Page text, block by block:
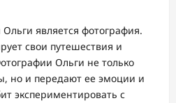
является фотография.
свои путешествия и
Ольги не только
но и передают ее эмоции и
экспериментировать с